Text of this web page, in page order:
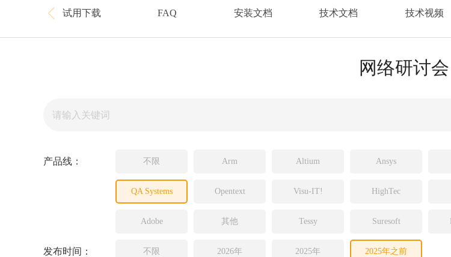
Source Insight
Incredibuild
试用下载 FAQ 安装文档 技术文档 技术视频
网络研讨会
产品线： 不限 Arm Altium Ansys
QA Systems Opentext Visu-IT! HighTec
Adobe 其他 Tessy Suresoft
发布时间： 不限 2026年 2025年 2025年之前